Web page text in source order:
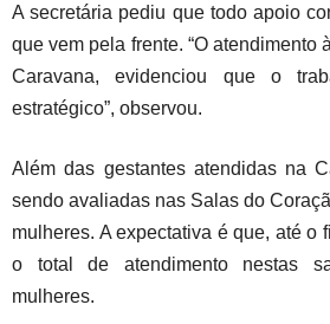
A secretária pediu que todo apoio
que vem pela frente. “O atendimento
Caravana, evidenciou que o
estratégico”, observou.
Além das gestantes atendidas na
sendo avaliadas nas Salas do
mulheres. A expectativa é que, até o
o total de atendimento nestas
mulheres.